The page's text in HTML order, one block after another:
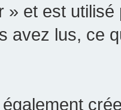
» et est
avez lus, ce